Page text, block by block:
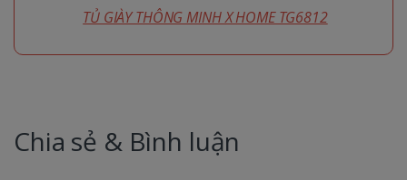
TỦ GIÀY THÔNG MINH X HOME TG6812
Chia sẻ & Bình luận